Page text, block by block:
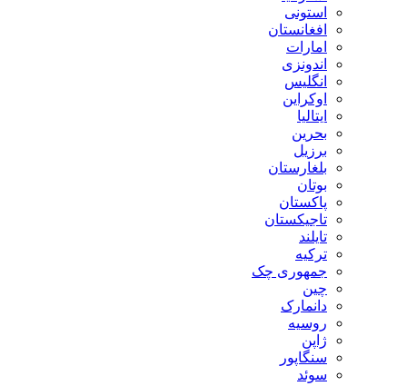
استونی
افغانستان
امارات
اندونزی
انگلیس
اوکراین
ایتالیا
بحرین
برزیل
بلغارستان
بوتان
پاکستان
تاجیکستان
تایلند
ترکیه
جمهوری چک
چین
دانمارک
روسیه
ژاپن
سنگاپور
سوئد